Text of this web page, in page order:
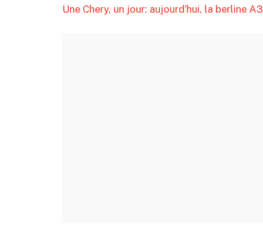
Une Chery, un jour: aujourd’hui, la berline A3